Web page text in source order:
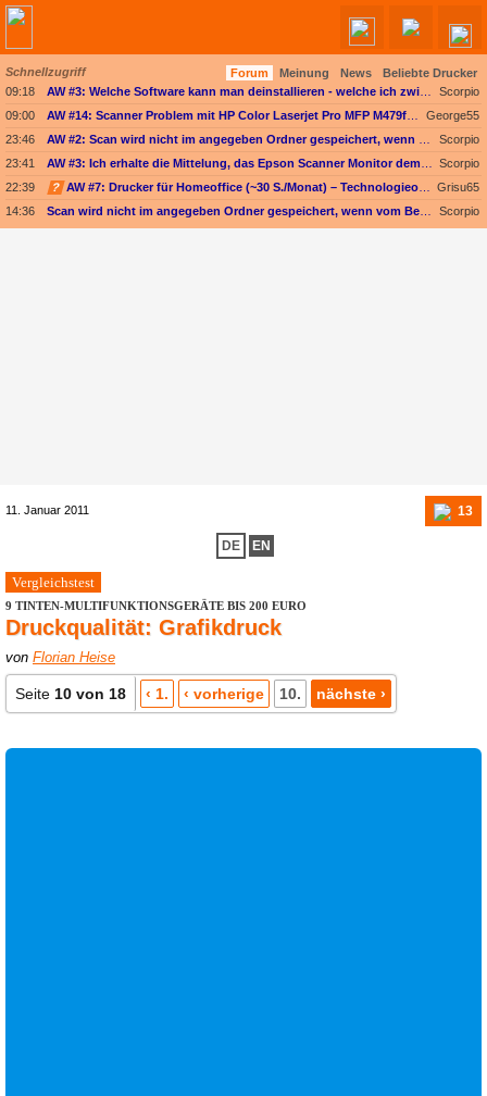
Schnellzugriff Forum Meinung News
Beliebte Drucker
09:18
Scorpio
09:00
George55
23:46
Scorpio
23:41
Scorpio
22:39
?
Grisu65
14:36
Scorpio
11. Januar 2011 13
DE EN
Vergleichstest
9 TINTEN-MULTIFUNKTIONSGERÄTE BIS 200 EURO
Druckqualität: Grafikdruck
von Florian Heise
Seite 10 von 18 ‹ 1. ‹ vorherige 10. nächste ›
Angebote werden geladen...